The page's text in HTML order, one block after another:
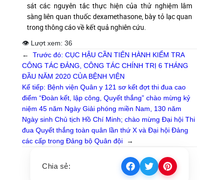
sát các nguyên tắc thực hiện của thử nghiệm lâm
sàng liên quan thuốc dexamethasone, bày tỏ lạc quan
trong thông cáo về kết quả nghiên cứu.
👁 Lượt xem: 36
←
Trước đó: CỤC HẬU CẦN TIẾN HÀNH KIỂM TRA
CÔNG TÁC ĐẢNG, CÔNG TÁC CHÍNH TRỊ 6 THÁNG
ĐẦU NĂM 2020 CỦA BỆNH VIỆN
Kế tiếp: Bệnh viện Quân y 121 sơ kết đợt thi đua cao
điểm “Đoàn kết, lập công, Quyết thắng” chào mừng kỷ
niệm 45 năm Ngày Giải phóng miền Nam, 130 năm
Ngày sinh Chủ tịch Hồ Chí Minh; chào mừng Đại hội Thi
đua Quyết thắng toàn quân lần thứ X và Đại hội Đảng
các cấp trong Đảng bộ Quân đội
→
Chia sẻ: